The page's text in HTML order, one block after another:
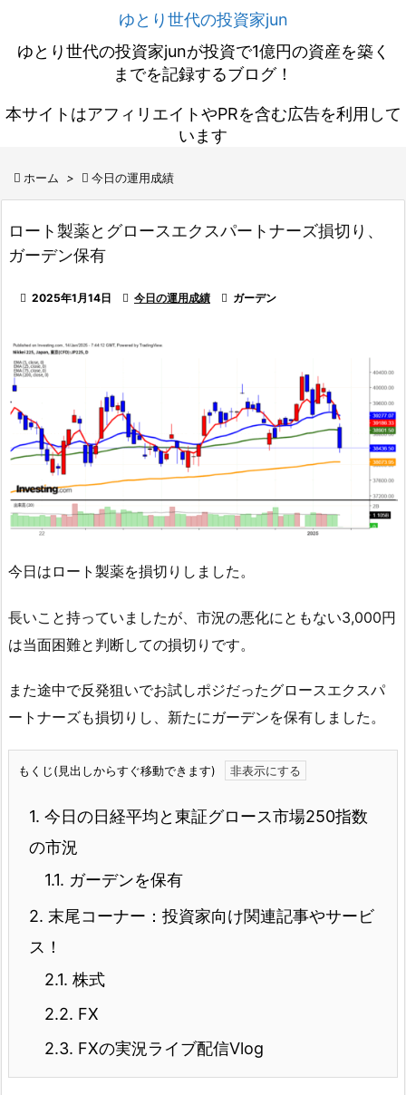
ゆとり世代の投資家jun
ゆとり世代の投資家junが投資で1億円の資産を築く
までを記録するブログ！
本サイトはアフィリエイトやPRを含む広告を利用して
います
 ホーム >  今日の運用成績
ロート製薬とグロースエクスパートナーズ損切り、
ガーデン保有
 2025年1月14日  今日の運用成績  ガーデン
今日はロート製薬を損切りしました。
長いこと持っていましたが、市況の悪化にともない3,000円
は当面困難と判断しての損切りです。
また途中で反発狙いでお試しポジだったグロースエクスパ
ートナーズも損切りし、新たにガーデンを保有しました。
もくじ(見出しからすぐ移動できます)
1. 今日の日経平均と東証グロース市場250指数
の市況
1.1. ガーデンを保有
2. 末尾コーナー：投資家向け関連記事やサービ
ス！
2.1. 株式
2.2. FX
2.3. FXの実況ライブ配信Vlog